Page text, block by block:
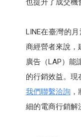
也提升了成交機
LINE在臺灣的
商經營者來說，
廣告（LAP）能
的行銷效益。現
我們聯繫洽詢
細的電商行銷解